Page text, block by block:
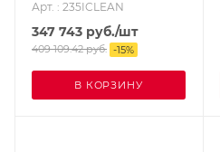
Арт. : 235ICLEAN
347 743 руб./шт
409 109.42руб. -15%
В КОРЗИНУ